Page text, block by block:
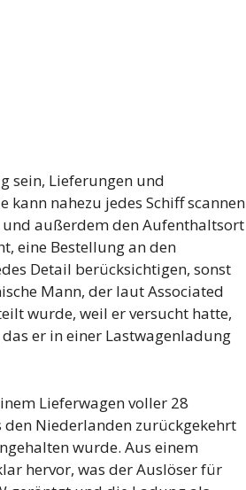
sein, Lieferungen und
nahezu jedes Schiff scannen
außerdem den Aufenthaltsort
eine Bestellung an den
Detail berücksichtigen, sonst
Mann, der laut Associated
wurde, weil er versucht hatte,
er in einer Lastwagenladung
Lieferwagen voller 28
den Niederlanden zurückgekehrt
wurde. Aus einem
hervor, was der Auslöser für